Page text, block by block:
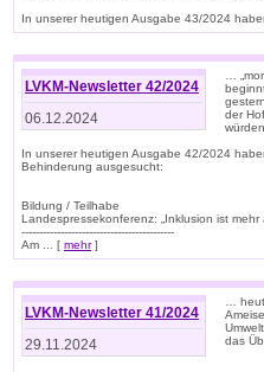
In unserer heutigen Ausgabe 43/2024
LVKM-Newsletter 42/2024
06.12.2024
…
der
In unserer heutigen Ausgabe 42/2024
Behinderung ausgesucht:
Bildung / Teilhabe
Landespressekonferenz: „Inklusion ist mehr
-------------------------------------------
Am ... [ mehr]
LVKM-Newsletter 41/2024
29.11.2024
…
das